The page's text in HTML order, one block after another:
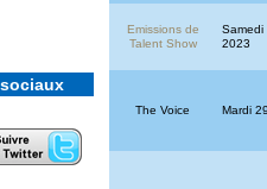
Koh-Lanta
: tu ne
12
Emissions de
Talent Show
Samedi
2023
The Voice Mardi